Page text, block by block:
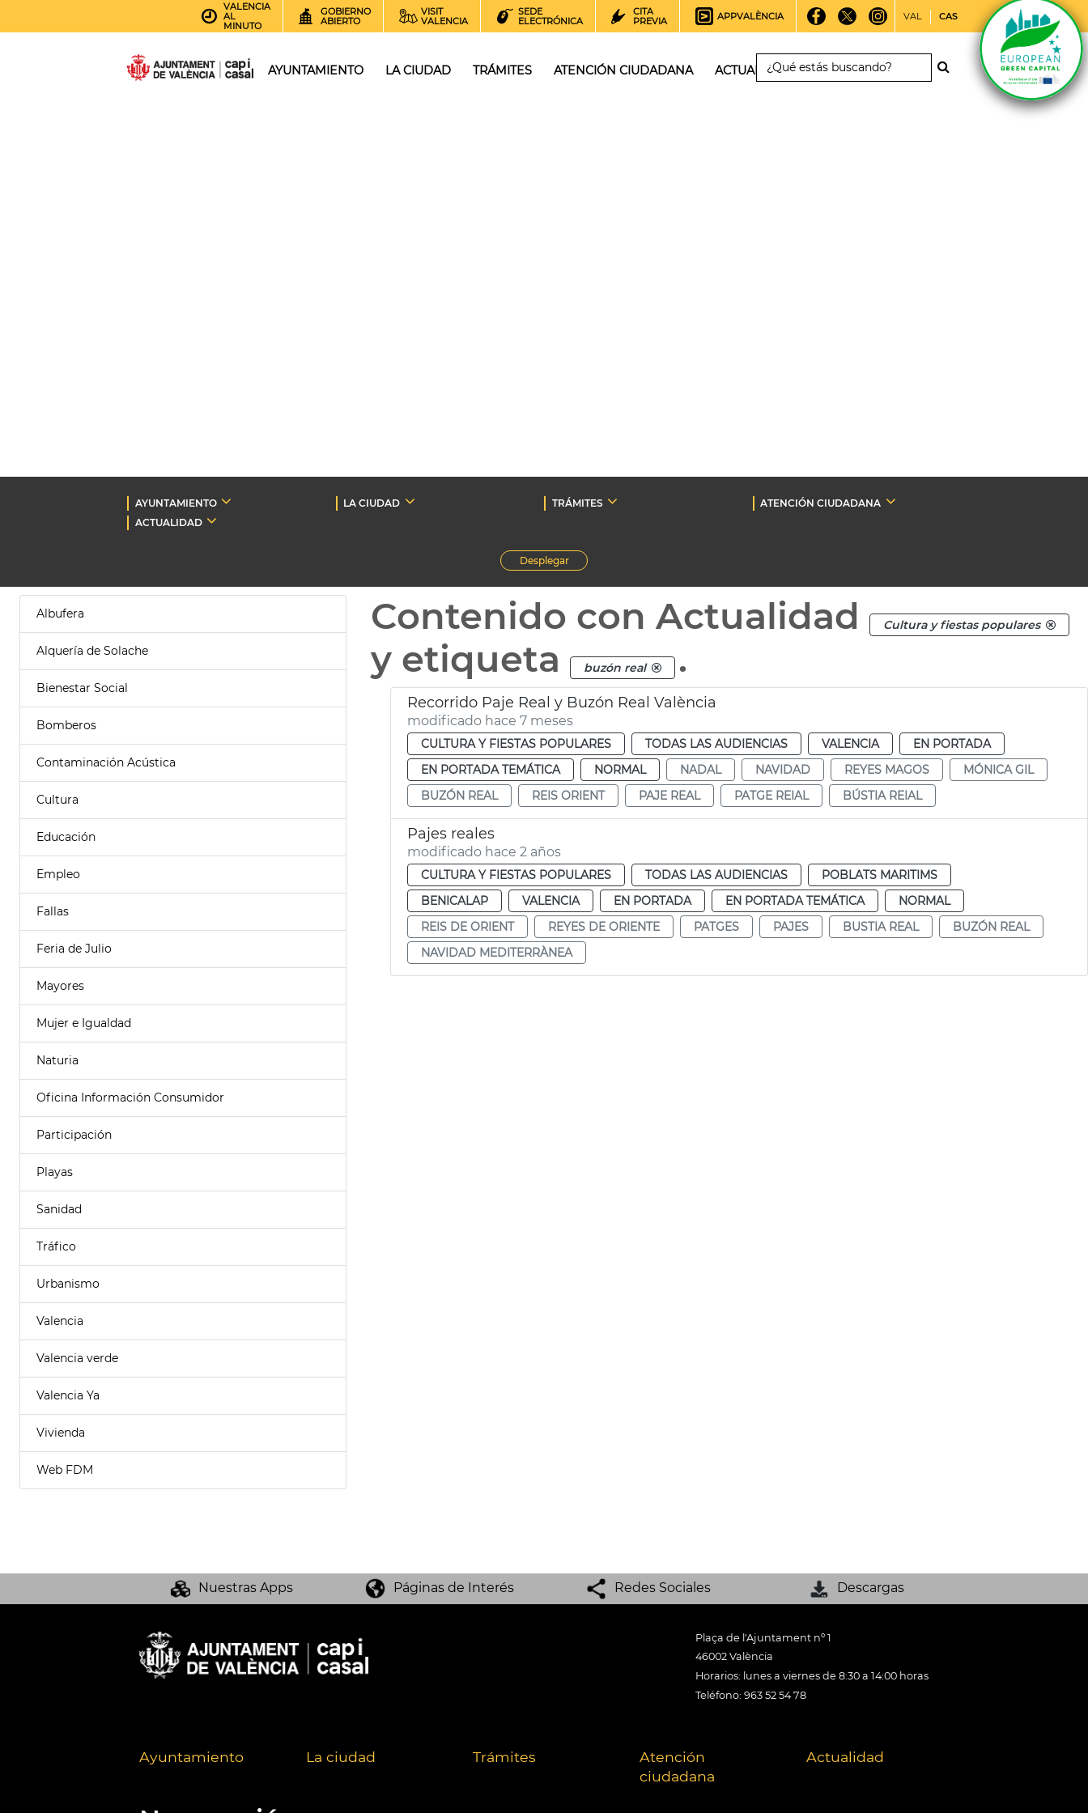
VALENCIA
AL
MINUTO
GOBIERNO
ABIERTO
VISIT
VALENCIA
SEDE
ELECTRÓNICA
CITA
PREVIA
APPVALÈNCIA VAL CAS
AYUNTAMIENTO LA CIUDAD TRÁMITES ATENCIÓN CIUDADANA ACTUALIDAD
AYUNTAMIENTO LA CIUDAD TRÁMITES
ATENCIÓN CIUDADANA
ACTUALIDAD
Desplegar
Albufera
Alquería de Solache
Bienestar Social
Bomberos
Contaminación Acústica
Cultura
Educación
Empleo
Fallas
Feria de Julio
Mayores
Mujer e Igualdad
Naturia
Oficina Información Consumidor
Participación
Playas
Sanidad
Tráfico
Urbanismo
Valencia
Valencia verde
Valencia Ya
Vivienda
Web FDM
Contenido con Actualidad Cultura y fiestas populares
y etiqueta buzón real .
Recorrido Paje Real y Buzón Real València
modificado hace 7 meses
CULTURA Y FIESTAS POPULARES TODAS LAS AUDIENCIAS VALENCIA
EN PORTADA
EN PORTADA TEMÁTICA
NORMAL NADAL NAVIDAD REYES MAGOS
MÓNICA GIL
BUZÓN REAL
REIS ORIENT PAJE REAL PATGE REIAL BÚSTIA REIAL
Pajes reales
modificado hace 2 años
CULTURA Y FIESTAS POPULARES TODAS LAS AUDIENCIAS
POBLATS MARITIMS
BENICALAP
VALENCIA EN PORTADA EN PORTADA TEMÁTICA
NORMAL
REIS DE ORIENT
REYES DE ORIENTE PATGES PAJES BUSTIA REAL
BUZÓN REAL
NAVIDAD MEDITERRÀNEA
Nuestras Apps Páginas de Interés Redes Sociales Descargas
Plaça de l'Ajuntament nº 1
46002 València
Horarios: lunes a viernes de 8:30 a 14:00 horas
Teléfono: 963 52 54 78
Ayuntamiento La ciudad Trámites
Atención
ciudadana
Actualidad